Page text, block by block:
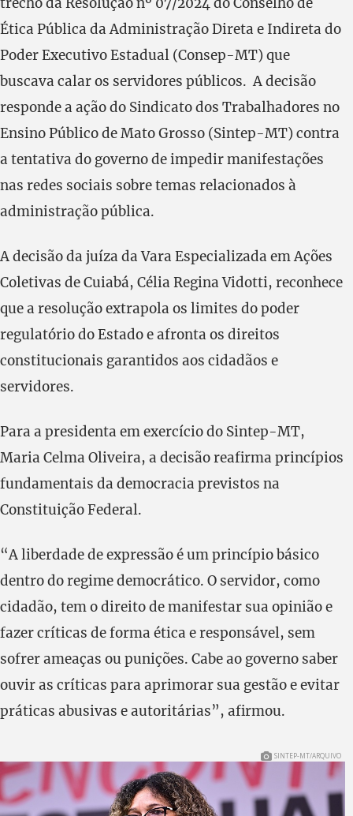
Ética Pública da Administração Direta e Indireta do
Poder Executivo Estadual (Consep-MT) que
buscava calar os servidores públicos. A decisão
responde a ação do Sindicato dos Trabalhadores no
Ensino Público de Mato Grosso (Sintep-MT) contra
a tentativa do governo de impedir manifestações
nas redes sociais sobre temas relacionados à
administração pública.
A decisão da juíza da Vara Especializada em Ações
Coletivas de Cuiabá, Célia Regina Vidotti, reconhece
que a resolução extrapola os limites do poder
regulatório do Estado e afronta os direitos
constitucionais garantidos aos cidadãos e
servidores.
Para a presidenta em exercício do Sintep-MT,
Maria Celma Oliveira, a decisão reafirma princípios
fundamentais da democracia previstos na
Constituição Federal.
“A liberdade de expressão é um princípio básico
dentro do regime democrático. O servidor, como
cidadão, tem o direito de manifestar sua opinião e
fazer críticas de forma ética e responsável, sem
sofrer ameaças ou punições. Cabe ao governo saber
ouvir as críticas para aprimorar sua gestão e evitar
práticas abusivas e autoritárias”, afirmou.
SINTEP-MT/ARQUIVO